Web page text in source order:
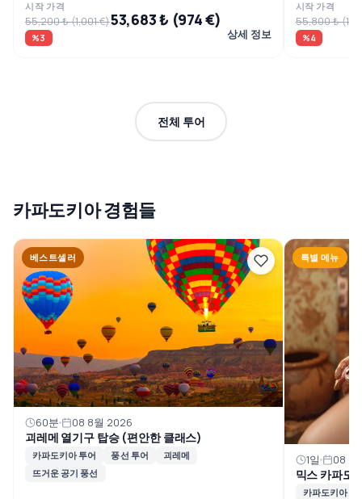
시작 가격
55,200 ₺ (1,001 €)53,683 ₺ (974 €)
%3 상세 정보
시작 가격
55,800 ₺
%4
전체 투어
카파도키아 경험들
베스트셀러
60분 08 8월 2026
괴레메 열기구 탑승 (편안한 클래스)
카파도키아 투어 풍선 투어
괴레메
뜨거운 공기 풍선
특별 메뉴
1일 08 8
믹스 카파도
카파도키아